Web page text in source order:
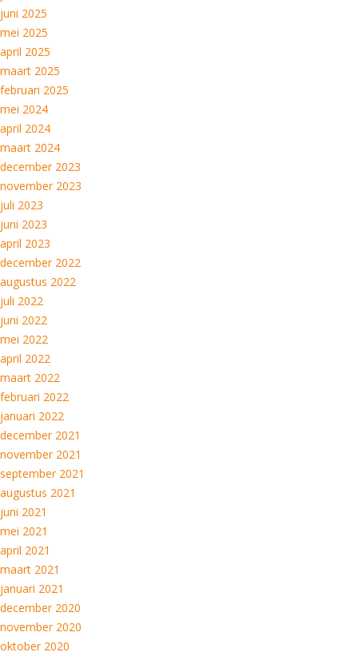
juni 2025
mei 2025
april 2025
maart 2025
februari 2025
mei 2024
april 2024
maart 2024
december 2023
november 2023
juli 2023
juni 2023
april 2023
december 2022
augustus 2022
juli 2022
juni 2022
mei 2022
april 2022
maart 2022
februari 2022
januari 2022
december 2021
november 2021
september 2021
augustus 2021
juni 2021
mei 2021
april 2021
maart 2021
januari 2021
december 2020
november 2020
oktober 2020